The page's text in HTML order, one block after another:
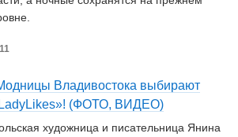
Владивостока выбирают
(ФОТО, ВИДЕО)
художница и писательница Янина